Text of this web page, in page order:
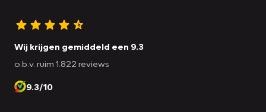
Wij krijgen gemiddeld een 9.3
o.b.v. ruim 1.822 reviews
9.3/10